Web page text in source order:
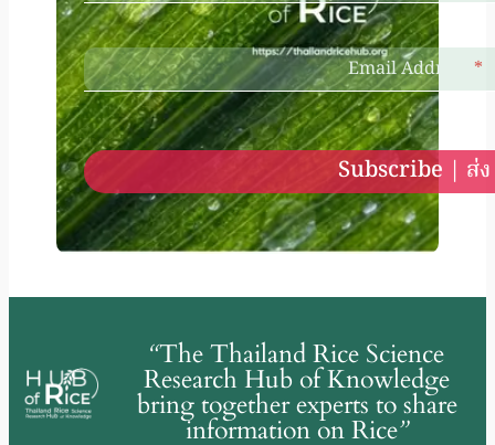
Email Address *
Subscribe | ส่ง
“The Thailand Rice Science
Research Hub of Knowledge
bring together experts to share
information on Rice”